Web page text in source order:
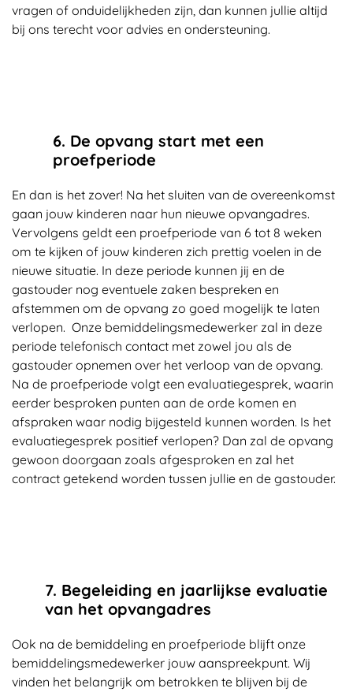
vragen of onduidelijkheden zijn, dan kunnen jullie altijd
bij ons terecht voor advies en ondersteuning.
6. De opvang start met een
proefperiode
En dan is het zover! Na het sluiten van de overeenkomst
gaan jouw kinderen naar hun nieuwe opvangadres.
Vervolgens geldt een proefperiode van 6 tot 8 weken
om te kijken of jouw kinderen zich prettig voelen in de
nieuwe situatie. In deze periode kunnen jij en de
gastouder nog eventuele zaken bespreken en
afstemmen om de opvang zo goed mogelijk te laten
verlopen. Onze bemiddelingsmedewerker zal in deze
periode telefonisch contact met zowel jou als de
gastouder opnemen over het verloop van de opvang.
Na de proefperiode volgt een evaluatiegesprek, waarin
eerder besproken punten aan de orde komen en
afspraken waar nodig bijgesteld kunnen worden. Is het
evaluatiegesprek positief verlopen? Dan zal de opvang
gewoon doorgaan zoals afgesproken en zal het
contract getekend worden tussen jullie en de gastouder.
7. Begeleiding en jaarlijkse evaluatie
van het opvangadres
Ook na de bemiddeling en proefperiode blijft onze
bemiddelingsmedewerker jouw aanspreekpunt. Wij
vinden het belangrijk om betrokken te blijven bij de